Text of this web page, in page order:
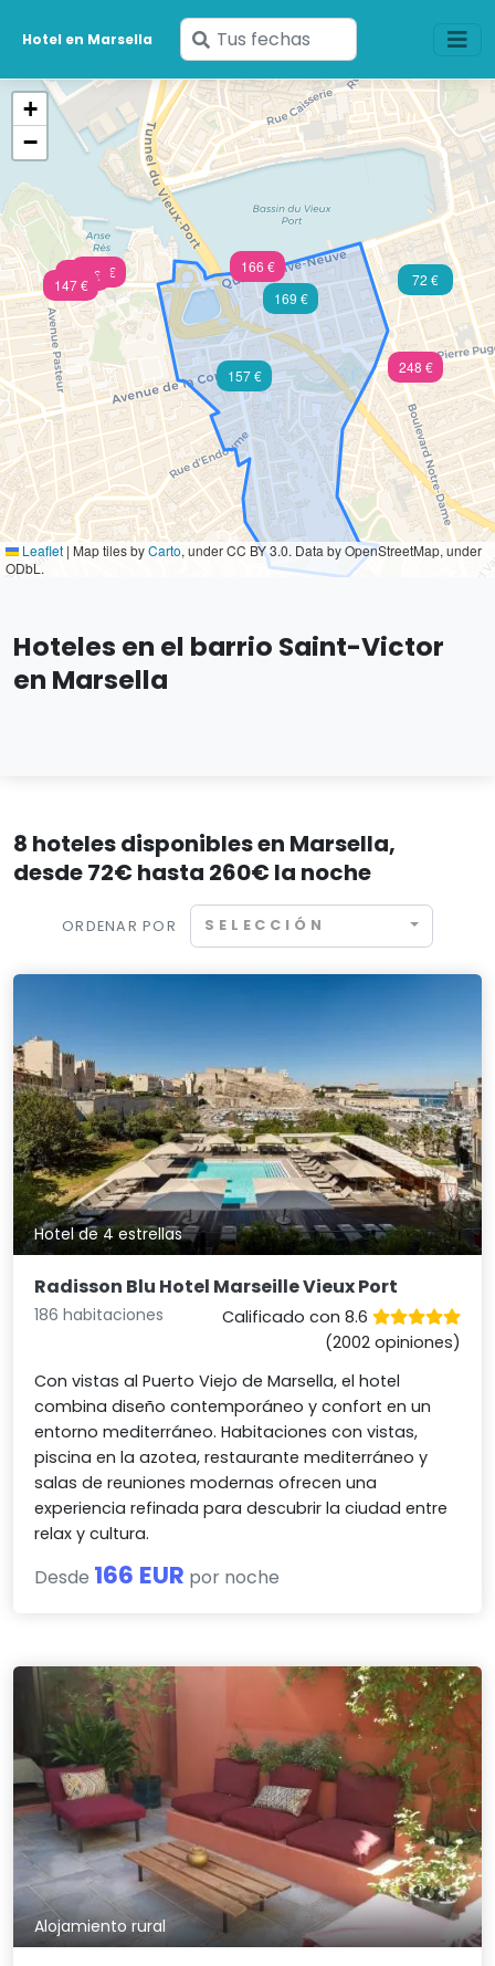
Hotel en Marsella
Ingresa
tus
fechas
166 €
248 €
260 €
159 €
147 €
169 €
157 €
72 €
+
−
Leaflet | Map tiles byCarto, under CC BY 3.0. Data by OpenStreetMap, under
ODbL.
Hoteles en el barrio Saint-Victor
en Marsella
8 hoteles disponibles en Marsella,
desde 72€ hasta 260€ la noche
ORDENAR POR SELECCIÓN
Hotel de 4 estrellas
Radisson Blu Hotel Marseille Vieux Port
186 habitaciones
Calificado con 8.6
(2002 opiniones)
Con vistas al Puerto Viejo de Marsella, el hotel
combina diseño contemporáneo y confort en un
entorno mediterráneo. Habitaciones con vistas,
piscina en la azotea, restaurante mediterráneo y
salas de reuniones modernas ofrecen una
experiencia refinada para descubrir la ciudad entre
relax y cultura.
Desde 166 EUR por noche
Alojamiento rural